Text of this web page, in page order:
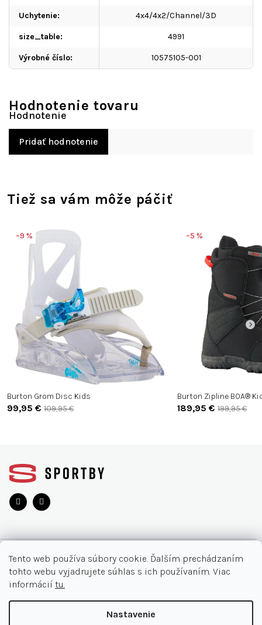
Tento web používa súbory cookie. Ďalším prechádzaním
tohto webu vyjadrujete súhlas s ich používaním. Viac
informácií tu.
Nastavenie
Uchytenie: 4x4/4x2/Channel/3D
size_table: 4991
Výrobné číslo: 10575105-001
Hodnotenie tovaru
Pridať hodnotenie
Tiež sa vám môže páčiť
–9 %
Burton Grom Disc Kids
99,95 € 109,95 €
–5 %
Burton Zipline BOA®
189,95 € 199,95 €
e
O NÁKUPE
Moja objednávka
Najčastejšie otázky
INFORMÁCIE